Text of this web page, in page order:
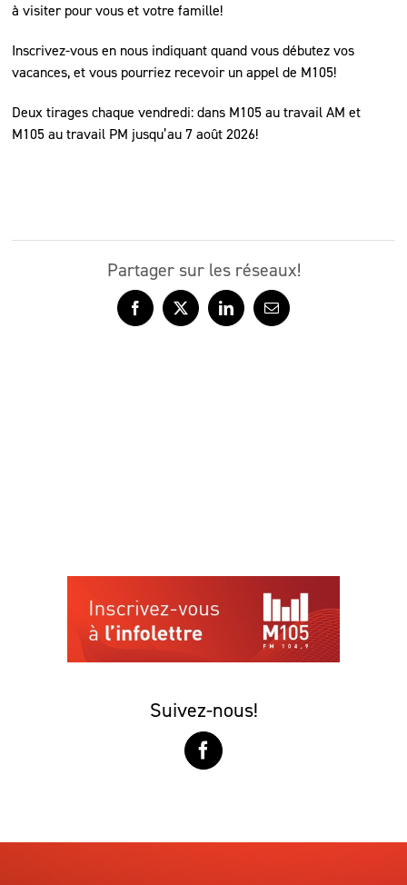
à visiter pour vous et votre famille!
Inscrivez-vous en nous indiquant quand vous débutez vos
vacances, et vous pourriez recevoir un appel de M105!
Deux tirages chaque vendredi: dans M105 au travail AM et
M105 au travail PM jusqu’au 7 août 2026!
Partager sur les réseaux!
Facebook
X LinkedInCourriel
Suivez-nous!